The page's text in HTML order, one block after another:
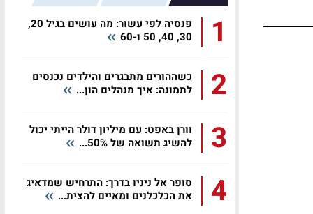
1
פנסיה לפי עשור: מה עושים בגיל 20,
30, 40, 50 ו-60
2
כשההורים מתבגרים והילדים נכנסים
לתמונה: איך מנהלים הון...
3
וורן באפט: עם מיליון דולר הייתי יכול
להשיג תשואה של 50%...
4
סופר אל ניניו בדרך: התרחיש שמדאיג
את הכלכלנים ומאיים להצית...